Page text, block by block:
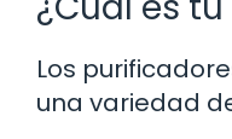
Los
una variedad